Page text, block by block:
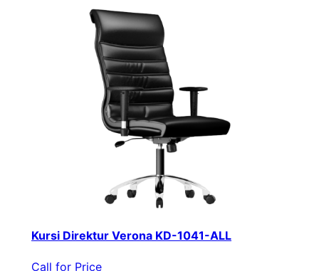
Kursi Direktur Verona KD-1041-ALL
Call for Price